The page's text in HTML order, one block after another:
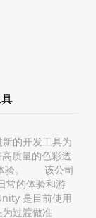
的开发工具为
质量的色彩透
体验。 该公司
常的体验和游
是目前使用
过渡做准